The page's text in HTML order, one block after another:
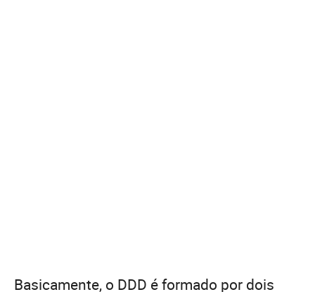
Basicamente, o DDD é formado por dois